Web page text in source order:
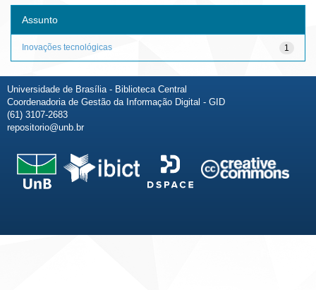
Assunto
1
Inovações tecnológicas
Universidade de Brasília - Biblioteca Central
Coordenadoria de Gestão da Informação Digital - GID
(61) 3107-2683
repositorio@unb.br